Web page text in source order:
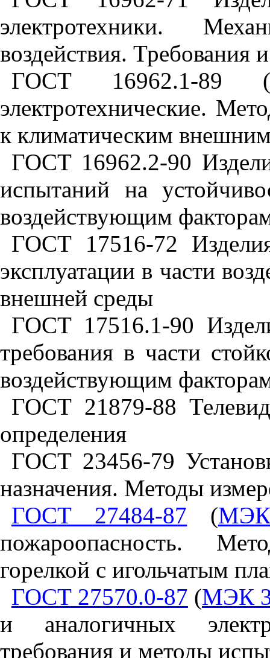
электротехники.
воздействия. Требования
ГОСТ 16962.1-89
электротехнические.
к климатическим
ГОСТ 16962.2-90
испытаний на
воздействующим
ГОСТ 17516-72 Изделия
эксплуатации в части
внешней среды
ГОСТ 17516.1-90
требования в части
воздействующим
ГОСТ 21879-88
определения
ГОСТ 23456-79
назначения. Методы
ГОСТ 27484-87 (МЭК
пожароопасность.
горелкой с игольчатым
ГОСТ 27570.0-87 (МЭК
и аналогичных
требования и методы